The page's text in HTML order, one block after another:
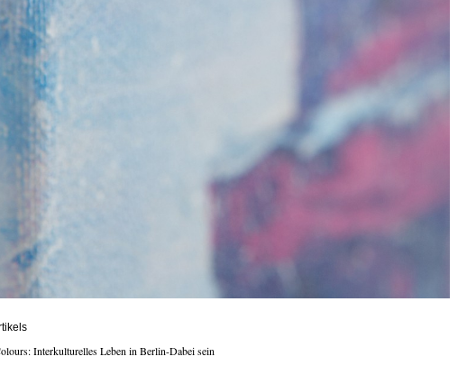
Interkulturelles Leben in Berlin-Dabei sein